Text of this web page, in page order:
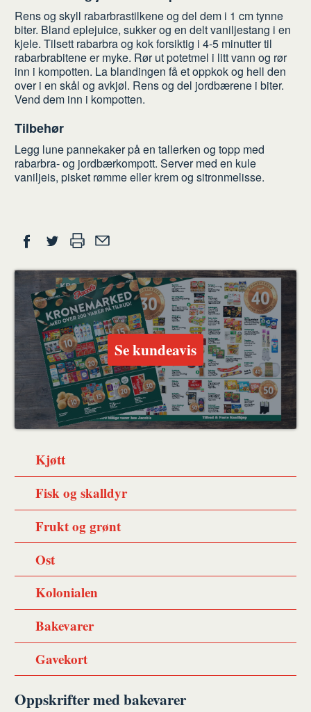
Rens og skyll rabarbrastilkene og del dem i 1 cm tynne
biter. Bland eplejuice, sukker og en delt vaniljestang i en
kjele. Tilsett rabarbra og kok forsiktig i 4-5 minutter til
rabarbrabitene er myke. Rør ut potetmel i litt vann og rør
inn i kompotten. La blandingen få et oppkok og hell den
over i en skål og avkjøl. Rens og del jordbærene i biter.
Vend dem inn i kompotten.
Tilbehør
Legg lune pannekaker på en tallerken og topp med
rabarbra- og jordbærkompott. Server med en kule
vaniljeis, pisket rømme eller krem og sitronmelisse.
Del
på
Facebook
på
Twitter
ut en
venn
Se kundeavis
Kjøtt
Fisk og skalldyr
Frukt og grønt
Ost
Kolonialen
Bakevarer
Gavekort
Oppskrifter med bakevarer